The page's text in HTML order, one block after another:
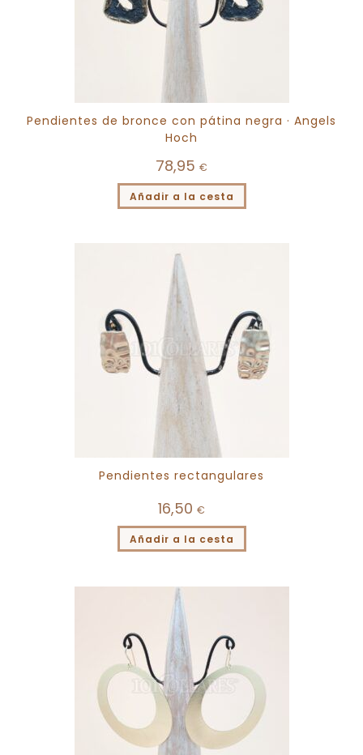
Pendientes de bronce con pátina negra · Angels
Hoch
78,95 €
Añadir a la cesta
Pendientes rectangulares
16,50 €
Añadir a la cesta